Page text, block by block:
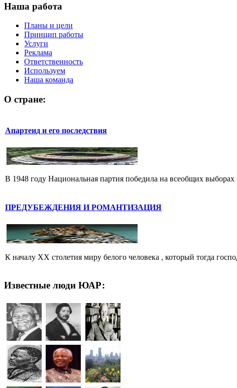
Наша работа
Планы и цели
Принцип работы
Услуги
Реклама
Ответственность
Используем
Наша команда
О стране:
Апартеид и его последствия
В 1948 году Национальная партия победила на всеобщих
ПРЕДУБЕЖДЕНИЯ И РОМАНТИЗАЦИЯ
К началу XX столетия миру белого человека , который тогда
Известные люди ЮАР: